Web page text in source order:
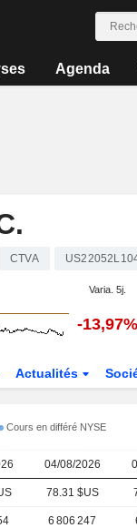
Agenda
CTVA
Varia. 5j.
-13,97%
Actualités
Cours en différé NYSE
04/08/2026
78.31 $US
6 806 247